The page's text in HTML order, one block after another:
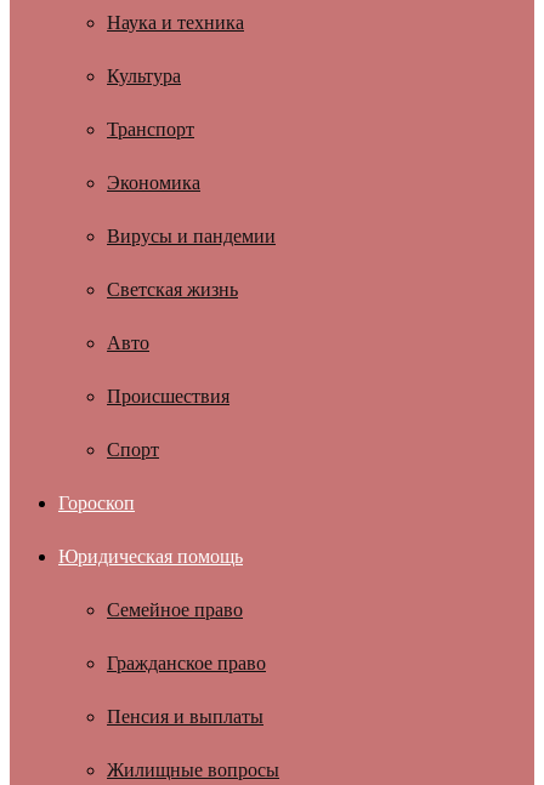
Наука и техника
Культура
Транспорт
Экономика
Вирусы и пандемии
Светская жизнь
Авто
Происшествия
Спорт
Гороскоп
Юридическая помощь
Семейное право
Гражданское право
Пенсия и выплаты
Жилищные вопросы